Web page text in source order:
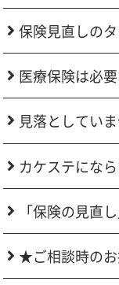
保険見直しの
医療保険は必
見落としてい
カケステにな
「保険の見直
★ご相談時の